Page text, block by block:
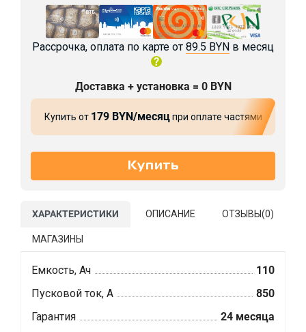
Рассрочка, оплата по карте от 89.5 BYN в месяц
Доставка + установка = 0 BYN
Купить от 179 BYN/месяцпри оплате частями
ХАРАКТЕРИСТИКИ ОПИСАНИЕ ОТЗЫВЫ(0)
МАГАЗИНЫ
Емкость, Ач
110
Пусковой ток, А
850
Гарантия
24 месяца